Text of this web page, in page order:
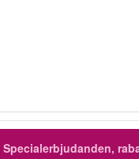
Specialerbjudanden,